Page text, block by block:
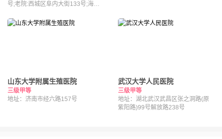
号;老院:西城区阜内大街133号;海淀
山东大学附属生殖医院
三级甲等
地址：济南市经六路157号
武汉大学人民医院
三级甲等
地址：湖北武汉武昌区张之洞路(原
紫阳路)99号解放路238号